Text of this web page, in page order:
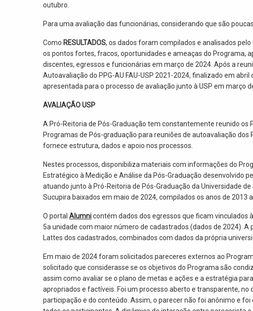
outubro.
Para uma avaliação das funcionárias, considerando que são
Como RESULTADOS, os dados foram compilados e analisados
os pontos fortes, fracos, oportunidades e ameaças do Programa,
discentes, egressos e funcionárias em março de 2024. Após a
Autoavaliação do PPG-AU FAU-USP 2021-2024, finalizado em
apresentada para o processo de avaliação junto à USP em março
AVALIAÇÃO USP
A Pró-Reitoria de Pós-Graduação tem constantemente reunido os
Programas de Pós-graduação para reuniões de autoavaliação dos
fornece estrutura, dados e apoio nos processos.
Nestes processos, disponibiliza materiais com informações do
Estratégico à Medição e Análise da Pós-Graduação desenvolvido
atuando junto à Pró-Reitoria de Pós-Graduação da Universidade
Sucupira baixados em maio de 2024, compilados os anos de 2013 a
O portal Alumnicontém dados dos egressos que ficam vinculados
5a unidade com maior número de cadastrados (dados de 2024).
Lattes dos cadastrados, combinados com dados da própria
Em maio de 2024 foram solicitados pareceres externos ao
solicitado que considerasse se os objetivos do Programa são
assim como avaliar se o plano de metas e ações e a estratégia
apropriados e factíveis. Foi um processo aberto e transparente,
participação e do conteúdo. Assim, o parecer não foi anônimo e